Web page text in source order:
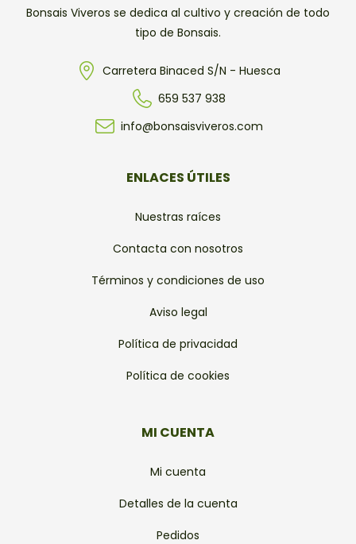
Bonsais Viveros se dedica al cultivo y creación de todo
tipo de Bonsais.
Carretera Binaced S/N - Huesca
659 537 938
info@bonsaisviveros.com
ENLACES ÚTILES
Nuestras raíces
Contacta con nosotros
Términos y condiciones de uso
Aviso legal
Política de privacidad
Política de cookies
MI CUENTA
Mi cuenta
Detalles de la cuenta
Pedidos